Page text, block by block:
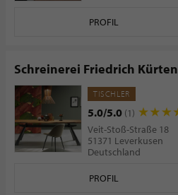
PROFIL
Schreinerei Friedrich Kürten
TISCHLER
5.0/5.0 (1)
Veit-Stoß-Straße 18
51371 Leverkusen
Deutschland
PROFIL